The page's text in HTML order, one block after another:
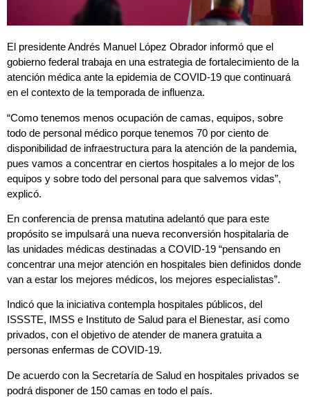
El presidente Andrés Manuel López Obrador informó que el
gobierno federal trabaja en una estrategia de fortalecimiento de la
atención médica ante la epidemia de COVID-19 que continuará
en el contexto de la temporada de influenza.
“Como tenemos menos ocupación de camas, equipos, sobre
todo de personal médico porque tenemos 70 por ciento de
disponibilidad de infraestructura para la atención de la pandemia,
pues vamos a concentrar en ciertos hospitales a lo mejor de los
equipos y sobre todo del personal para que salvemos vidas”,
explicó.
En conferencia de prensa matutina adelantó que para este
propósito se impulsará una nueva reconversión hospitalaria de
las unidades médicas destinadas a COVID-19 “pensando en
concentrar una mejor atención en hospitales bien definidos donde
van a estar los mejores médicos, los mejores especialistas”.
Indicó que la iniciativa contempla hospitales públicos, del
ISSSTE, IMSS e Instituto de Salud para el Bienestar, así como
privados, con el objetivo de atender de manera gratuita a
personas enfermas de COVID-19.
De acuerdo con la Secretaría de Salud en hospitales privados se
podrá disponer de 150 camas en todo el país.